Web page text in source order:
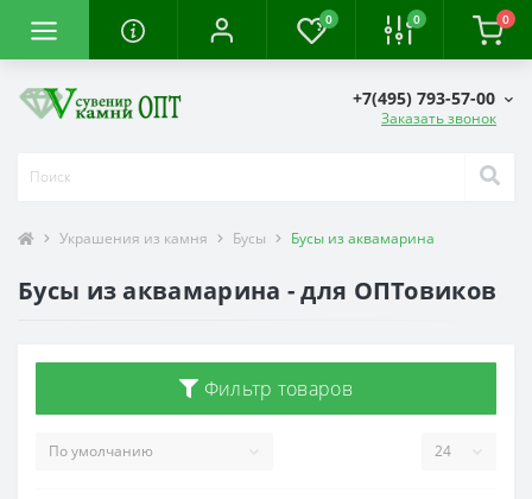
0 0 0
+7(495) 793-57-00
Заказать звонок
Украшения из камня Бусы Бусы из аквамарина
Бусы из аквамарина - для ОПТовиков
Фильтр товаров